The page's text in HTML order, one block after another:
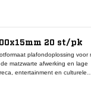
te installeren en te
en inspectie
aan visueel donkere
20 st/pk
plafondoplossing voor
matzwarte afwerking en lage
entertainment en culturele